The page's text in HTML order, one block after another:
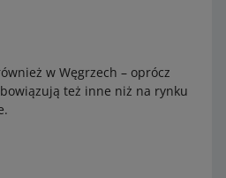
w Węgrzech – oprócz
też inne niż na rynku